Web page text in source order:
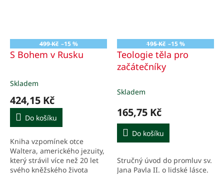
499 Kč –15 %
S Bohem v Rusku
Průměrné
produktu
5,0
5
hvězdiček.
Skladem
424,15 Kč
Do košíku
Kniha vzpomínek otce
Waltera, amerického jezuity,
který strávil více než 20 let
svého kněžského života
195 Kč –15 %
Teologie těla pro
začátečníky
Skladem
165,75 Kč
Do košíku
Stručný úvod do promluv sv.
Jana Pavla II. o lidské lásce.